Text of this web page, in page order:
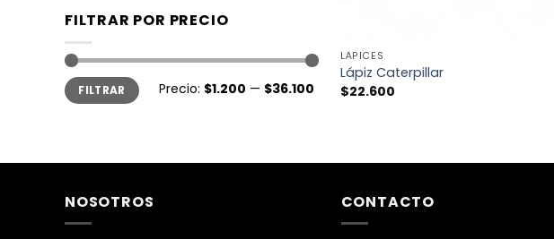
FILTRAR POR PRECIO
FILTRAR Precio: $1.200 — $36.100
LÁPICES
Lápiz Caterpillar
$22.600
NOSOTROS CONTACTO